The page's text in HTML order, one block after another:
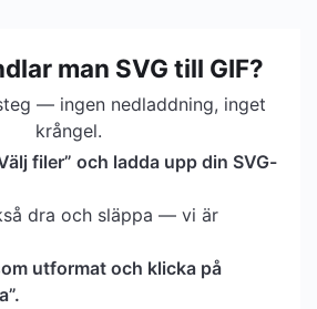
man SVG till GIF?
— ingen nedladdning, inget
krångel.
filer” och ladda upp din SVG-
dra och släppa — vi är
utformat och klicka på